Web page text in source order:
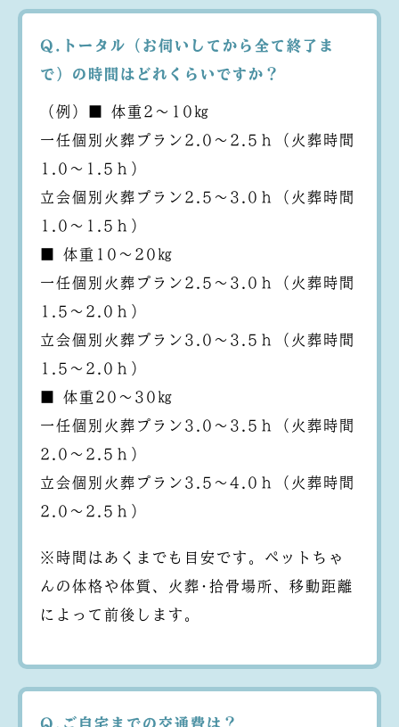
Q.トータル（お伺いしてから全て終了ま
で）の時間はどれくらいですか？
（例）■ 体重2～10㎏
一任個別火葬プラン2.0～2.5ｈ（火葬時間
1.0～1.5ｈ）
立会個別火葬プラン2.5～3.0ｈ（火葬時間
1.0～1.5ｈ）
■ 体重10～20㎏
一任個別火葬プラン2.5～3.0ｈ（火葬時間
1.5～2.0ｈ）
立会個別火葬プラン3.0～3.5ｈ（火葬時間
1.5～2.0ｈ）
■ 体重20～30㎏
一任個別火葬プラン3.0～3.5ｈ（火葬時間
2.0～2.5ｈ）
立会個別火葬プラン3.5～4.0ｈ（火葬時間
2.0～2.5ｈ）
※時間はあくまでも目安です。ペットちゃ
んの体格や体質、火葬･拾骨場所、移動距離
によって前後します。
Q.ご自宅までの交通費は？